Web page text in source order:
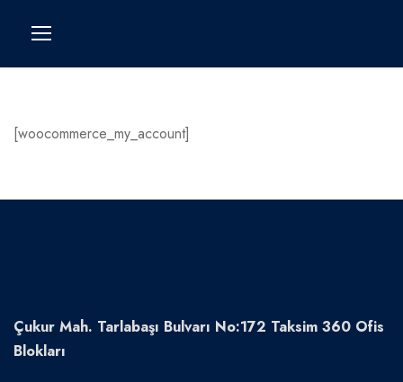
[woocommerce_my_account]
Çukur Mah. Tarlabaşı Bulvarı No:172 Taksim 360 Ofis
Blokları